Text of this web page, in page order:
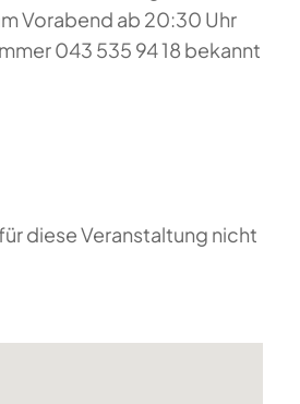
Vorabend ab 20:30 Uhr
043 535 94 18 bekannt
diese Veranstaltung nicht